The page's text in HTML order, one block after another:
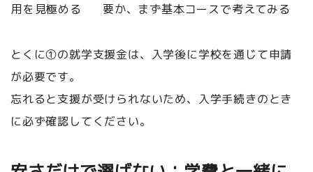
用を見極める
要か、まず基本コースで考えてみる
とくに①の就学支援金は、入学後に学校を通じて申請
が必要です。
忘れると支援が受けられないため、入学手続きのとき
に必ず確認してください。